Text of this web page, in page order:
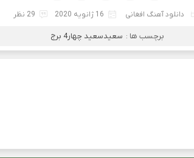
دانلود آهنگ افغانی 16 ژانویه 2020 29 نظر
برچسب ها : سعیدسعید چهار4 برج